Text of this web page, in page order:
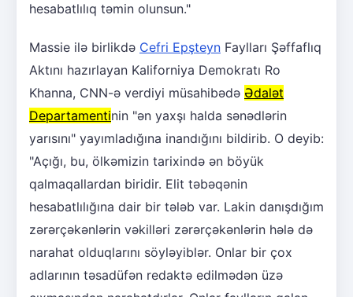
hesabatlılıq təmin olunsun."
Massie ilə birlikdə Cefri Epşteyn Faylları Şəffaflıq
Aktını hazırlayan Kaliforniya Demokratı Ro
Khanna, CNN-ə verdiyi müsahibədə Ədalət
Departamentinin "ən yaxşı halda sənədlərin
yarısını" yayımladığına inandığını bildirib. O deyib:
"Açığı, bu, ölkəmizin tarixində ən böyük
qalmaqallardan biridir. Elit təbəqənin
hesabatlılığına dair bir tələb var. Lakin danışdığım
zərərçəkənlərin vəkilləri zərərçəkənlərin hələ də
narahat olduqlarını söyləyiblər. Onlar bir çox
adlarının təsadüfən redaktə edilmədən üzə